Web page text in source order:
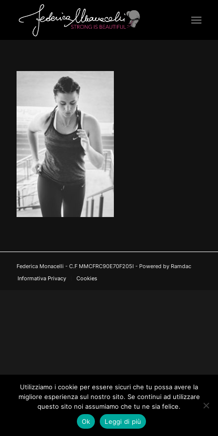
Federica Monacelli - C.F MMCFRC90E70F205I - Powered by Ramdac
Informativa Privacy
Cookies
Utilizziamo i cookie per essere sicuri che tu possa avere la
migliore esperienza sul nostro sito. Se continui ad utilizzare
questo sito noi assumiamo che tu ne sia felice.
Ok
Leggi di più